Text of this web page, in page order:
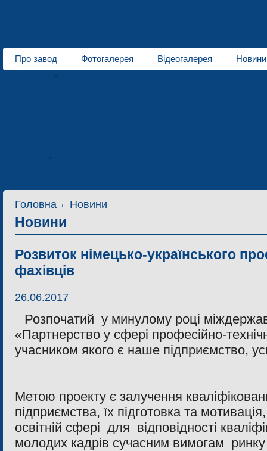
Про завод Фотогалерея
Відеогалерея
Новини
Головна Новини
Новини
Розвиток німецько-українського
фахівців
26.06.2017
Розпочатий у минулому році
«Партнерство у сфері професійно-
учасником якого є наше підприємство,
Метою проекту є залучення
підприємства, їх підготовка та
освітній сфері для відповідності
молодих кадрів сучасним вимогам ринку